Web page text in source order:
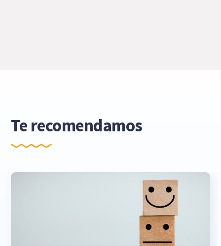
Te recomendamos